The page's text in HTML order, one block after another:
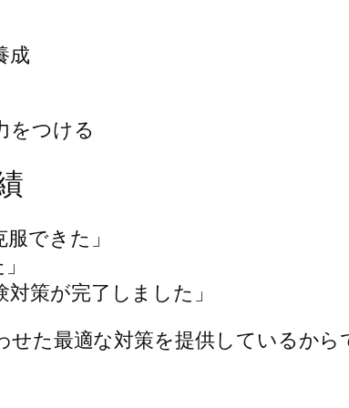
成
をつける
できた」
策が完了しました」
せた最適な対策を提供しているから